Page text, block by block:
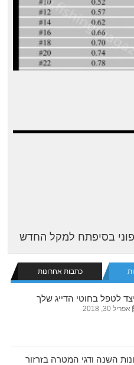
בסיפתח למקל החדש
כתבות אחרונות
לטפל בחוטי הדייג שלך
אפריל 30, 2018
השנה ודגי המטרה בזרזור